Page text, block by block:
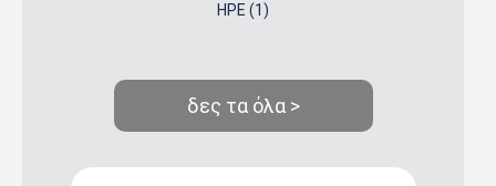
HPE (1)
δες τα όλα >